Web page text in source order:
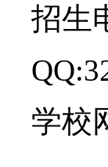
招生
学校